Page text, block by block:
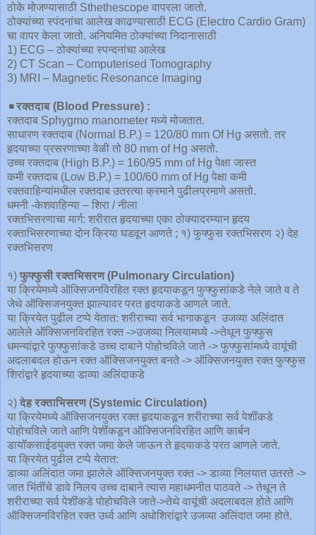
ठोके मोजण्यासाठी Sthethescope वापरला जातो.
ठोक्यांच्या स्पंदनांचा आलेख काढण्यासाठी ECG (Electro Cardio Gram)
चा वापर केला जातो. अनियमित ठोक्यांच्या निदानासाठी
1) ECG – ठोक्यांच्या स्पन्दनांचा आलेख
2) CT Scan – Computerised Tomography
3) MRI – Magnetic Resonance Imaging
◾️रक्तदाब (Blood Pressure) :
रक्तदाब Sphygmo manometer मध्ये मोजतात.
साधारण रक्तदाब (Normal B.P.) = 120/80 mm Of Hg असतो. तर
हृदयाच्या प्रसरणाच्या वेळी तो 80 mm of Hg असतो.
उच्च रक्तदाब (High B.P.) = 160/95 mm of Hg पेक्षा जास्त
कमी रक्तदाब (Low B.P.) = 100/60 mm of Hg पेक्षा कमी
रक्तवाहिन्यांमधील रक्तदाब उतरत्या क्रमाने पुढीलप्रमाणे असतो.
धमनी -केशवाहिन्या – शिरा / नीला
रक्तभिसरणाचा मार्ग: शरीरात हृदयाच्या एका ठोक्यादरम्यान हृदय
रक्ताभिसरणाच्या दोन क्रिया घडवून आणते ; १) फुफ्फुस रक्तभिसरण २) देह
रक्तभिसरण
१) फुफ्फुसी रक्तभिसरण (Pulmonary Circulation)
या क्रियेमध्ये ऑक्सिजनविरहित रक्त हृदयाकडून फुफ्फुसांकडे नेले जाते व ते
जेथे ऑक्सिजनयुक्त झाल्यावर परत हृदयाकडे आणले जाते.
या क्रियेत पुढील टप्पे येतात: शरीराच्या सर्व भागाकडून उजव्या अलिंदात
आलेले ऑक्सिजनविरहित रक्त ->उजव्या निलयामध्ये ->तेथून फुफ्फुस
धमन्यांद्वारे फुफ्फुसांकडे उच्च दाबाने पोहोचविले जाते -> फुफ्फुसांमध्ये वायूंची
अदलाबदल होऊन रक्त ऑक्सिजनयुक्त बनते -> ऑक्सिजनयुक्त रक्त फुफ्फुस
शिरांद्वारे हृदयाच्या डाव्या अलिंदाकडे
२) देह रक्ताभिसरण (Systemic Circulation)
या क्रियेमध्ये ऑक्सिजनयुक्त रक्त हृदयाकडून शरीराच्या सर्व पेशींकडे
पोहोचविले जाते आणि पेशींकडून ऑक्सिजनविरहित आणि कार्बन
डायॉकसाईडयुक्त रक्त जमा केले जाऊन ते हृदयाकडे परत आणले जाते.
या क्रियेत पुढील टप्पे येतात:
डाव्या अलिंदात जमा झालेले ऑक्सिजनयुक्त रक्त -> डाव्या निलयात उतरते ->
जात भिंतींचे डावे निलय उच्च दाबाने त्यास महाधमनीत पाठवते -> तेथून ते
शरीराच्या सर्व पेशींकडे पोहोचविले जाते->तेथे वायूंची अदलाबदल होते आणि
ऑक्सिजनविरहित रक्त उर्ध्व आणि अधोशिरांद्वारे उजव्या अलिंदात जमा होते.